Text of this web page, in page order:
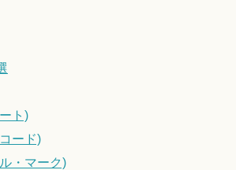
ト)
ード)
・マーク)